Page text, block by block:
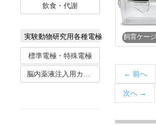
飲食・代謝
実験動物研究用各種電極
標準電極・特殊電極
脳内薬液注入用カニューレ ← 前へ
次へ →